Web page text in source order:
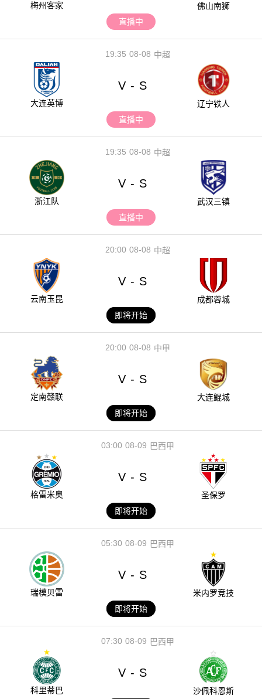
梅州客家
佛山南狮
直播中
08-08
19:35 中超
大连英博
V - S
辽宁铁人
直播中
08-08
19:35 中超
浙江队
V - S
武汉三镇
直播中
08-08
20:00 中超
云南玉昆
V - S
成都蓉城
即将开始
08-08
20:00 中甲
定南赣联
V - S
大连鲲城
即将开始
08-09
03:00 巴西甲
格雷米奥
V - S
圣保罗
即将开始
08-09
05:30 巴西甲
瑞模贝雷
V - S
米内罗竞技
即将开始
08-09
07:30 巴西甲
科里蒂巴
V - S
沙佩科恩斯